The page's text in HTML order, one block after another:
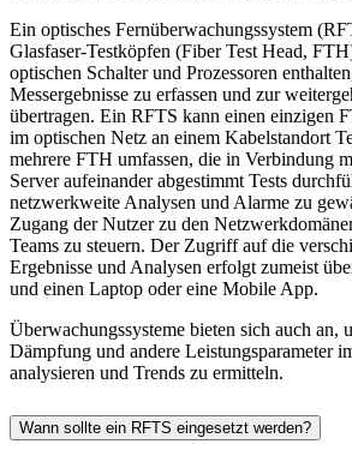
Ein optisches Fernüberwachungssystem
Glasfaser-Testköpfen (Fiber Test Head,
optischen Schalter und Prozessoren
Messergebnisse zu erfassen und zur
übertragen. Ein RFTS kann einen einzigen
im optischen Netz an einem Kabelstandort
mehrere FTH umfassen, die in Verbindung
Server aufeinander abgestimmt Tests
netzwerkweite Analysen und Alarme zu
Zugang der Nutzer zu den
Teams zu steuern. Der Zugriff auf die
Ergebnisse und Analysen erfolgt zumeist
und einen Laptop oder eine Mobile App.
Überwachungssysteme bieten sich auch an,
Dämpfung und andere Leistungsparameter
analysieren und Trends zu ermitteln.
Wann sollte ein RFTS eingesetzt werden?